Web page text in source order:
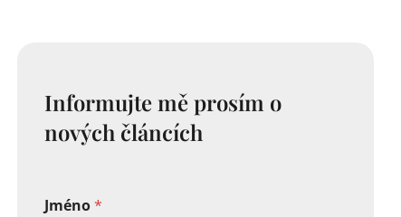
Informujte mě prosím o
nových článcích
Jméno*